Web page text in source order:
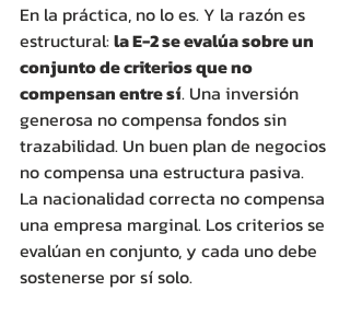
En la práctica, no lo es. Y la razón es
estructural: la E-2 se evalúa sobre un
conjunto de criterios que no
compensan entre sí. Una inversión
generosa no compensa fondos sin
trazabilidad. Un buen plan de negocios
no compensa una estructura pasiva.
La nacionalidad correcta no compensa
una empresa marginal. Los criterios se
evalúan en conjunto, y cada uno debe
sostenerse por sí solo.